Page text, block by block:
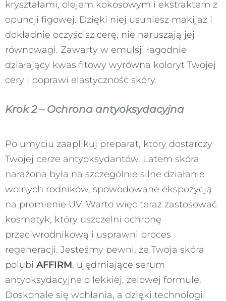
kryształami, olejem kokosowym i ekstraktem z
opuncji figowej. Dzięki niej usuniesz makijaż i
dokładnie oczyścisz cerę, nie naruszają jej
równowagi. Zawarty w emulsji łagodnie
działający kwas fitowy wyrówna koloryt Twojej
cery i poprawi elastyczność skóry.
Krok 2 – Ochrona antyoksydacyjna
Po umyciu zaaplikuj preparat, który dostarczy
Twojej cerze antyoksydantów. Latem skóra
narażona była na szczególnie silne działanie
wolnych rodników, spowodowane ekspozycją
na promienie UV. Warto więc teraz zastosować
kosmetyk, który uszczelni ochronę
przeciwrodnikową i usprawni proces
regeneracji. Jesteśmy pewni, że Twoja skóra
polubi AFFIRM, ujędrniające serum
antyoksydacyjne o lekkiej, żelowej formule.
Doskonale się wchłania, a dzięki technologii